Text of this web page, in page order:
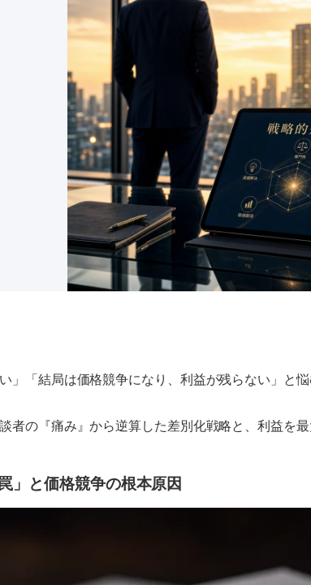
」「結局は価格競争になり、利益が残らない」と
者の『痛み』から逆算した差別化戦略と、利益を
」と価格競争の根本原因